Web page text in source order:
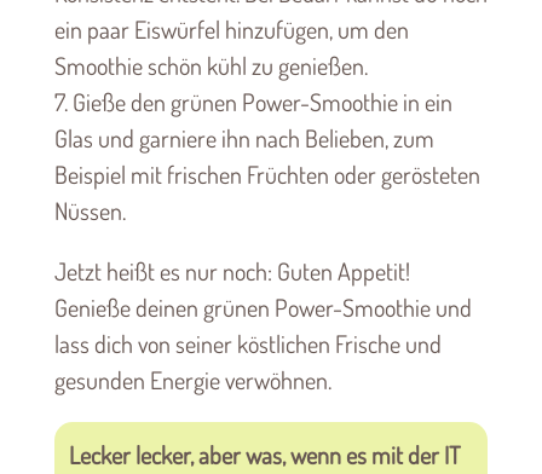
ein paar Eiswürfel hinzufügen, um den
Smoothie schön kühl zu genießen.
7. Gieße den grünen Power-Smoothie in ein
Glas und garniere ihn nach Belieben, zum
Beispiel mit frischen Früchten oder gerösteten
Nüssen.
Jetzt heißt es nur noch: Guten Appetit!
Genieße deinen grünen Power-Smoothie und
lass dich von seiner köstlichen Frische und
gesunden Energie verwöhnen.
Lecker lecker, aber was, wenn es mit der IT